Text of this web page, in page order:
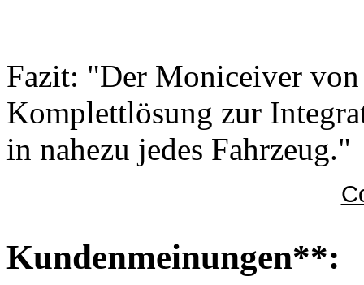
Fazit: "Der Moniceiver
Komplettlösung zur
in nahezu jedes Fahrzeug."
Kundenmeinungen**: